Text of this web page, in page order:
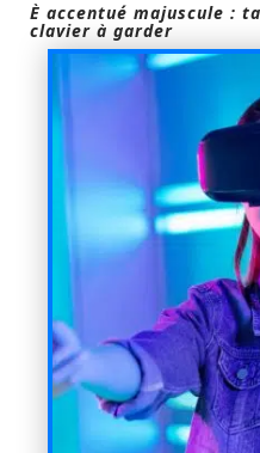
È accentué majuscule :
clavier à garder